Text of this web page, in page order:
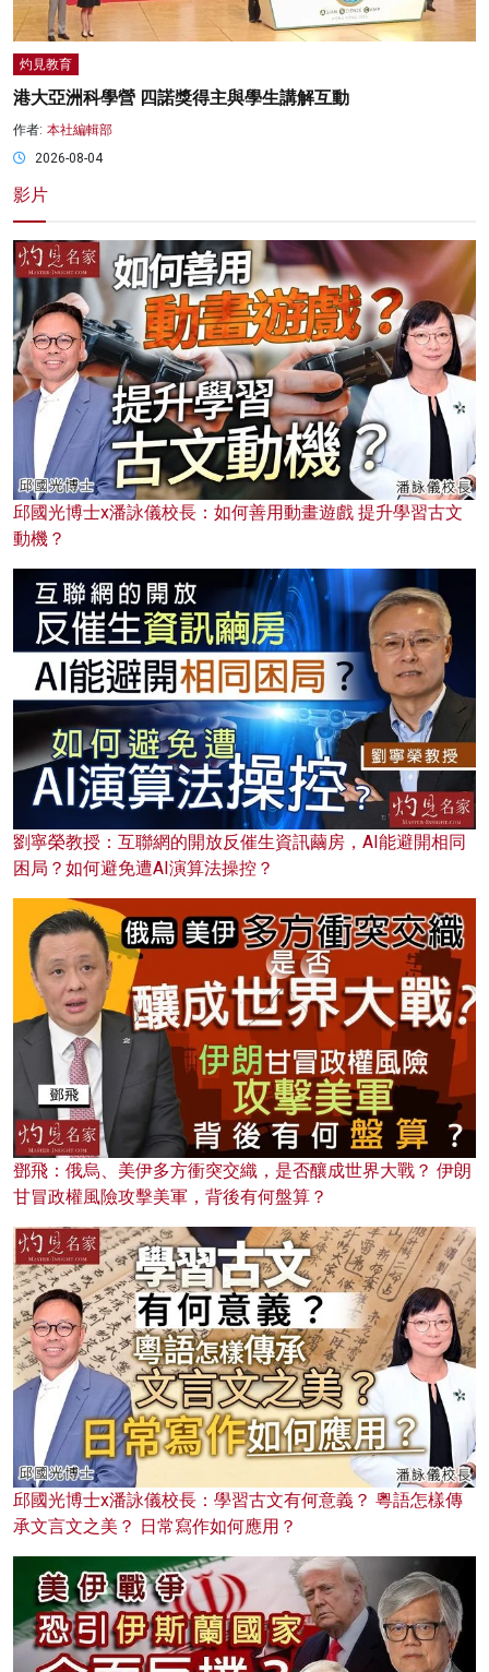
灼見教育
港大亞洲科學營 四諾獎得主與學生講解互動
作者: 本社編輯部
2026-08-04
影片
邱國光博士x潘詠儀校長：如何善用動畫遊戲 提升學習古文
動機？
劉寧榮教授：互聯網的開放反催生資訊繭房，AI能避開相同
困局？如何避免遭AI演算法操控？
鄧飛：俄烏、美伊多方衝突交織，是否釀成世界大戰？ 伊朗
甘冒政權風險攻擊美軍，背後有何盤算？
邱國光博士x潘詠儀校長：學習古文有何意義？ 粵語怎樣傳
承文言文之美？ 日常寫作如何應用？